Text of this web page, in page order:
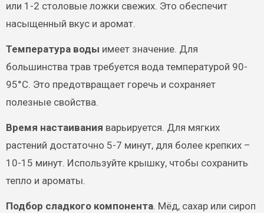
или 1-2 столовые ложки свежих. Это обеспечит
насыщенный вкус и аромат.
Температура воды имеет значение. Для
большинства трав требуется вода температурой 90-
95°C. Это предотвращает горечь и сохраняет
полезные свойства.
Время настаивания варьируется. Для мягких
растений достаточно 5-7 минут, для более крепких –
10-15 минут. Используйте крышку, чтобы сохранить
тепло и ароматы.
Подбор сладкого компонента. Мёд, сахар или сироп